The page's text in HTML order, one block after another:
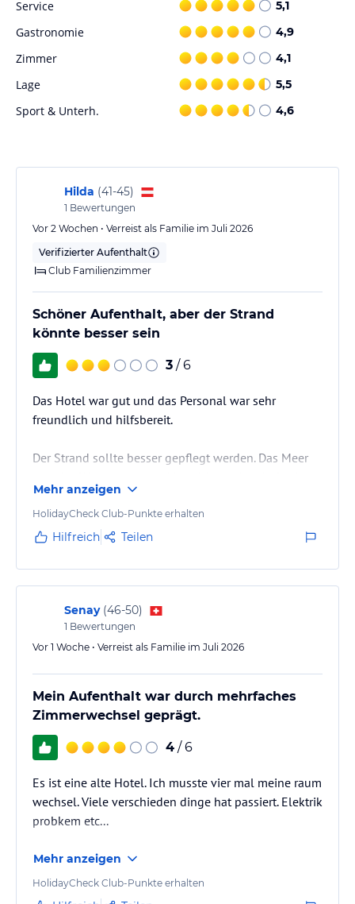
Friseur-/Schönheitssalon. Serviceleistungen wie ein Weckdienst
sind buchbar. Autos können am Haus kostenlos abgestellt werden.
Hinweis:
Allgemeine und unverbindliche
Hoteliers-/Veranstalter-/Kataloginformationen. Alle Angaben
lies vor der Buchung die verbindlichen Angebotsdetails
Service 5,1
Gastronomie 4,9
Zimmer 4,1
Lage 5,5
Sport & Unterh. 4,6
Hilda (41-45)
1 Bewertungen
Vor 2 Wochen • Verreist als Familie im Juli 2026
Verifizierter Aufenthalt
Club Familienzimmer
Schöner Aufenthalt, aber der Strand
könnte besser sein
3 / 6
Das Hotel war gut und das Personal war sehr
freundlich und hilfsbereit.
Der Strand sollte besser gepflegt werden. Das Meer
ist es sehr schade, dass manche Menschen ihren Müll
ins Meer werfen.
gute Sonnenschirme am Strand gibt.
Insgesamt hatten wir trotzdem einen schönen
Aufenthalt.
Mehr anzeigen
HolidayCheck Club-Punkte erhalten
Hilfreich Teilen
Senay (46-50)
1 Bewertungen
Vor 1 Woche • Verreist als Familie im Juli 2026
Mein Aufenthalt war durch mehrfaches
Zimmerwechsel geprägt.
4 / 6
Es ist eine alte Hotel. Ich musste vier mal meine raum
wechsel. Viele verschieden dinge hat passiert. Elektrik
probkem etc...
Mehr anzeigen
HolidayCheck Club-Punkte erhalten